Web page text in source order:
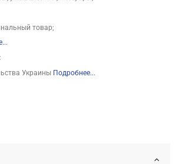
товар;
Украины Подробнее...